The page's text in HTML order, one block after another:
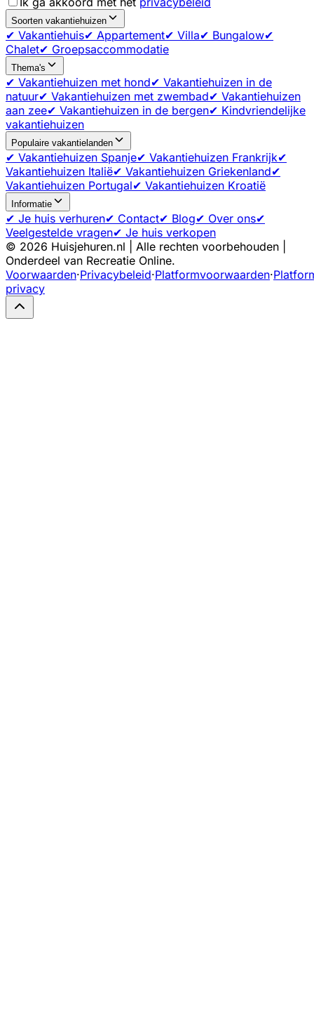
Soorten vakantiehuizen
✔ Vakantiehuis✔ Appartement✔ Villa✔ Bungalow✔
Chalet✔ Groepsaccommodatie
Thema's
✔ Vakantiehuizen met hond✔ Vakantiehuizen in de
natuur✔ Vakantiehuizen met zwembad✔ Vakantiehuizen
aan zee✔ Vakantiehuizen in de bergen✔ Kindvriendelijke
vakantiehuizen
Populaire vakantielanden
✔ Vakantiehuizen Spanje✔ Vakantiehuizen Frankrijk✔
Vakantiehuizen Italië✔ Vakantiehuizen Griekenland✔
Vakantiehuizen Portugal✔ Vakantiehuizen Kroatië
Informatie
✔ Je huis verhuren✔ Contact✔ Blog✔ Over ons✔
Veelgestelde vragen✔ Je huis verkopen
© 2026 Huisjehuren.nl | Alle rechten voorbehouden |
Onderdeel van Recreatie Online.
Voorwaarden·Privacybeleid·Platformvoorwaarden·
privacy